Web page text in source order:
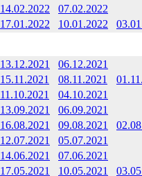
14.02.2022
07.02.2022
17.01.2022 10.01.2022
13.12.2021
06.12.2021
15.11.2021 08.11.2021
11.10.2021
04.10.2021
13.09.2021
06.09.2021
16.08.2021 09.08.2021
12.07.2021
05.07.2021
14.06.2021
07.06.2021
17.05.2021 10.05.2021